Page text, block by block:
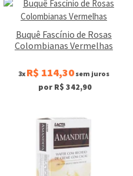
Buquê Fascínio de Rosas
Colombianas Vermelhas
3x R$ 114,30sem juros
por R$ 342,90